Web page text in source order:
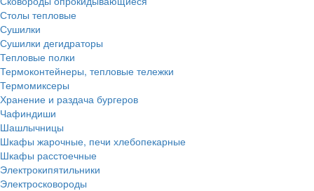
Столы тепловые
Сушилки
Сушилки дегидраторы
Тепловые полки
Термоконтейнеры, тепловые тележки
Термомиксеры
Хранение и раздача бургеров
Чафиндиши
Шашлычницы
Шкафы жарочные, печи хлебопекарные
Шкафы расстоечные
Электрокипятильники
Электросковороды